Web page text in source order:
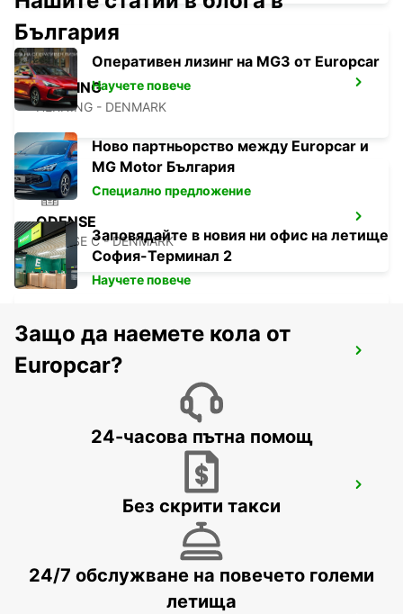
HERNING
HERNING - DENMARK
ODENSE
ODENSE C - DENMARK
AARHUS VIBY
VIBY J - DENMARK
AARHUS C - DENMARK
България
Оперативен лизинг на MG3 от Europcar
Научете повече
Ново партньорство между Europcar и
MG Motor България
Специално предложение
Заповядайте в новия ни офис на летище
София-Терминал 2
Научете повече
Защо да наемете кола от
Europcar?
24-часова пътна помощ
Без скрити такси
24/7 обслужване на повечето големи
летища